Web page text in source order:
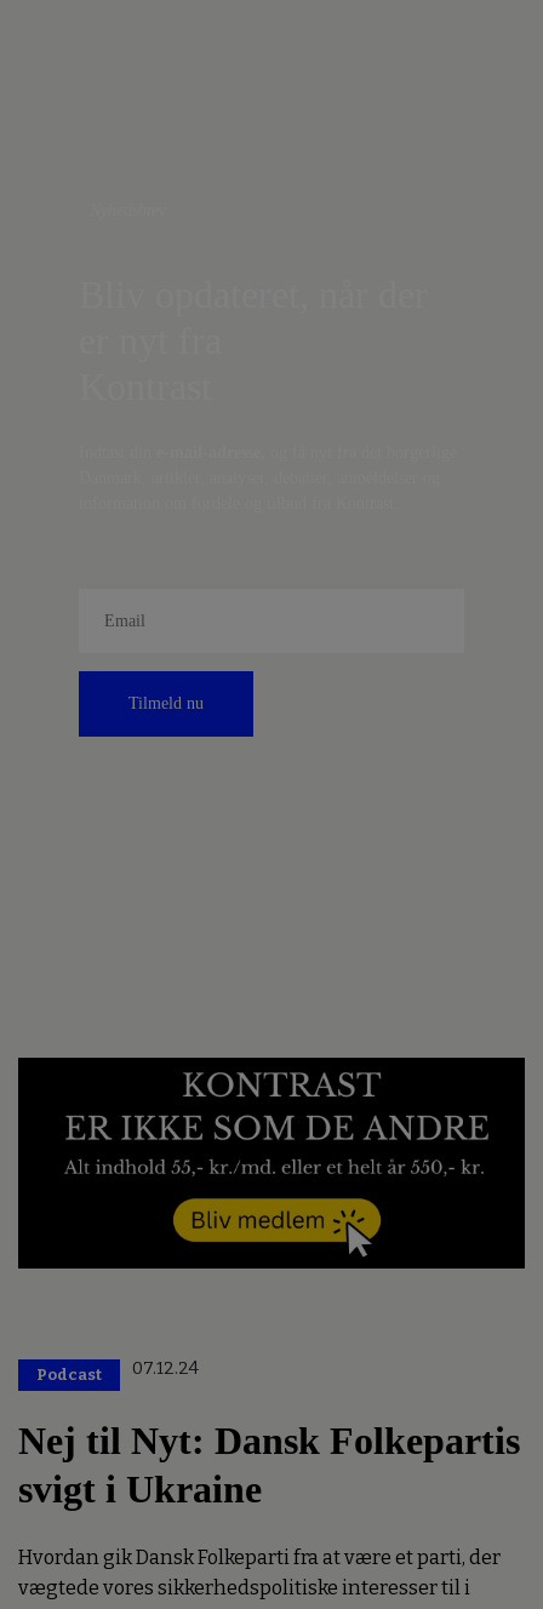
Tilmeld nu
Podcast 07.12.24
Nej til Nyt: Dansk Folkepartis
svigt i Ukraine
Hvordan gik Dansk Folkeparti fra at være et parti, der
vægtede vores sikkerhedspolitiske interesser til i